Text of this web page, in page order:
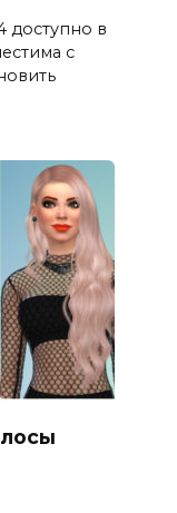
доступно в
с